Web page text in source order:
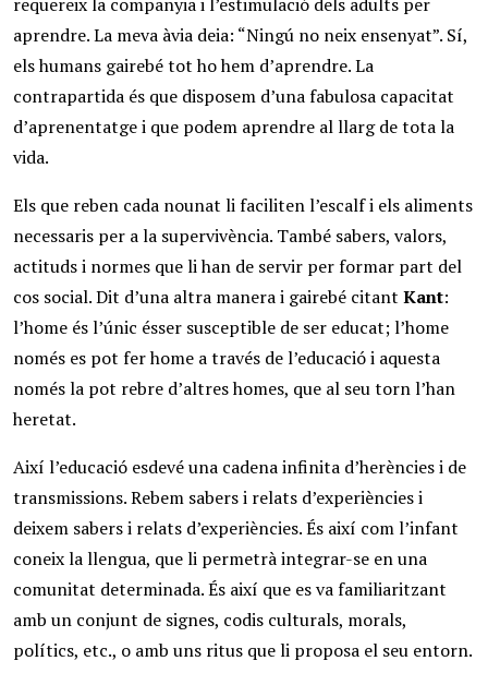
aprendre. La meva àvia deia: “Ningú no neix ensenyat”. Sí,
els humans gairebé tot ho hem d’aprendre. La
contrapartida és que disposem d’una fabulosa capacitat
d’aprenentatge i que podem aprendre al llarg de tota la
vida.
Els que reben cada nounat li faciliten l’escalf i els aliments
necessaris per a la supervivència. També sabers, valors,
actituds i normes que li han de servir per formar part del
cos social. Dit d’una altra manera i gairebé citant Kant:
l’home és l’únic ésser susceptible de ser educat; l’home
només es pot fer home a través de l’educació i aquesta
només la pot rebre d’altres homes, que al seu torn l’han
heretat.
Així l’educació esdevé una cadena infinita d’herències i de
transmissions. Rebem sabers i relats d’experiències i
deixem sabers i relats d’experiències. És així com l’infant
coneix la llengua, que li permetrà integrar-se en una
comunitat determinada. És així que es va familiaritzant
amb un conjunt de signes, codis culturals, morals,
polítics, etc., o amb uns ritus que li proposa el seu entorn.